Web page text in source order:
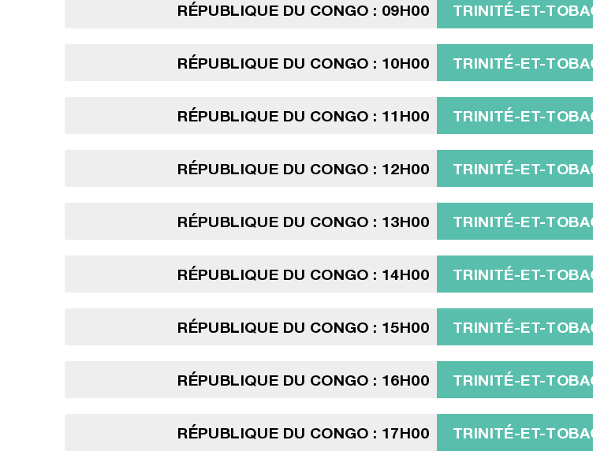
RÉPUBLIQUE DU CONGO : 09H00 TRINITÉ-ET-
RÉPUBLIQUE DU CONGO : 10H00 TRINITÉ-ET-
RÉPUBLIQUE DU CONGO : 11H00 TRINITÉ-ET-
RÉPUBLIQUE DU CONGO : 12H00 TRINITÉ-ET-
RÉPUBLIQUE DU CONGO : 13H00 TRINITÉ-ET-
RÉPUBLIQUE DU CONGO : 14H00 TRINITÉ-ET-
RÉPUBLIQUE DU CONGO : 15H00 TRINITÉ-ET-
RÉPUBLIQUE DU CONGO : 16H00 TRINITÉ-ET-
RÉPUBLIQUE DU CONGO : 17H00 TRINITÉ-ET-